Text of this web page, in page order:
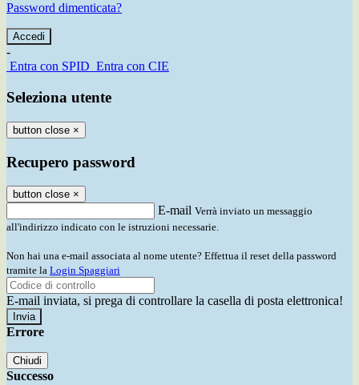
Password dimenticata?
-
Entra con SPID Entra con CIE
Seleziona utente
button close ×
Recupero password
button close ×
E-mail Verrà inviato un messaggio
all'indirizzo indicato con le istruzioni necessarie.
Non hai una e-mail associata al nome utente? Effettua il reset della password
tramite la Login Spaggiari
E-mail inviata, si prega di controllare la casella di posta elettronica!
Errore
Chiudi
Successo